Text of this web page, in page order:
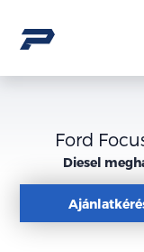
Ford
Diesel